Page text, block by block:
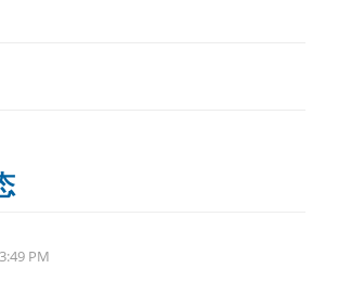
PM